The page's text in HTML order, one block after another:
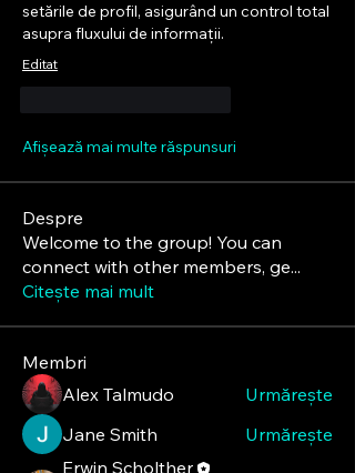
setările de profil, asigurând un control total
asupra fluxului de informații.
Editat
Afișează mai multe răspunsuri
Despre
Welcome to the group! You can
connect with other members, ge...
Citește mai mult
Membri
Alex Talmudo
Urmărește
Jane Smith
Urmărește
Erwin Scholther